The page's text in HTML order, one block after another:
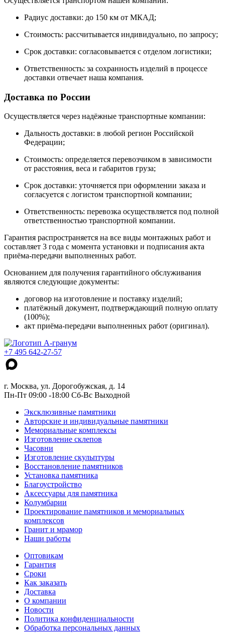
Радиус доставки: до 150 км от МКАД;
Стоимость: рассчитывается индивидуально, по запросу;
Срок доставки: согласовывается с отделом логистики;
Ответственность: за сохранность изделий в процессе
доставки отвечает наша компания.
Доставка по России
Осуществляется через надёжные транспортные компании:
Дальность доставки: в любой регион Российской
Федерации;
Стоимость: определяется перевозчиком в зависимости
от расстояния, веса и габаритов груза;
Срок доставки: уточняется при оформлении заказа и
согласуется с логистом транспортной компании;
Ответственность: перевозка осуществляется под полной
ответственностью транспортной компании.
Гарантия распространяется на все виды монтажных работ и
составляет 3 года с момента установки и подписания акта
приёма-передачи выполненных работ.
Основанием для получения гарантийного обслуживания
являются следующие документы:
договор на изготовление и поставку изделий;
платёжный документ, подтверждающий полную оплату
(100%);
акт приёма-передачи выполненных работ (оригинал).
+7 495 642-27-57
г. Москва, ул. Дорогобужская, д. 14
Пн-Пт 09:00 -18:00 Сб-Вс Выходной
Эксклюзивные памятники
Авторские и индивидуальные памятники
Мемориальные комплексы
Изготовление склепов
Часовни
Изготовление скульптуры
Восстановление памятников
Установка памятника
Благоустройство
Аксессуары для памятника
Колумбарии
Проектирование памятников и мемориальных
комплексов
Гранит и мрамор
Наши работы
Оптовикам
Гарантия
Сроки
Как заказать
Доставка
О компании
Новости
Политика конфиденциальности
Обработка персональных данных